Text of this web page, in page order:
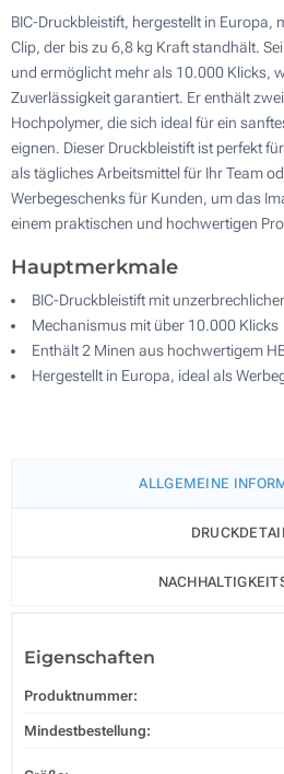
BIC-Druckbleistift, hergestellt in Europa,
Clip, der bis zu 6,8 kg Kraft standhält.
und ermöglicht mehr als 10.000 Klicks,
Zuverlässigkeit garantiert. Er enthält
Hochpolymer, die sich ideal für ein
eignen. Dieser Druckbleistift ist perfekt
als tägliches Arbeitsmittel für Ihr Team
Werbegeschenks für Kunden, um das
einem praktischen und hochwertigen
Hauptmerkmale
BIC-Druckbleistift mit
Mechanismus mit über 10.000 Klicks
Enthält 2 Minen aus hochwertigem
Hergestellt in Europa, ideal als
ALLGEMEINE
Eigenschaften
Produktnummer:
Mindestbestellung: